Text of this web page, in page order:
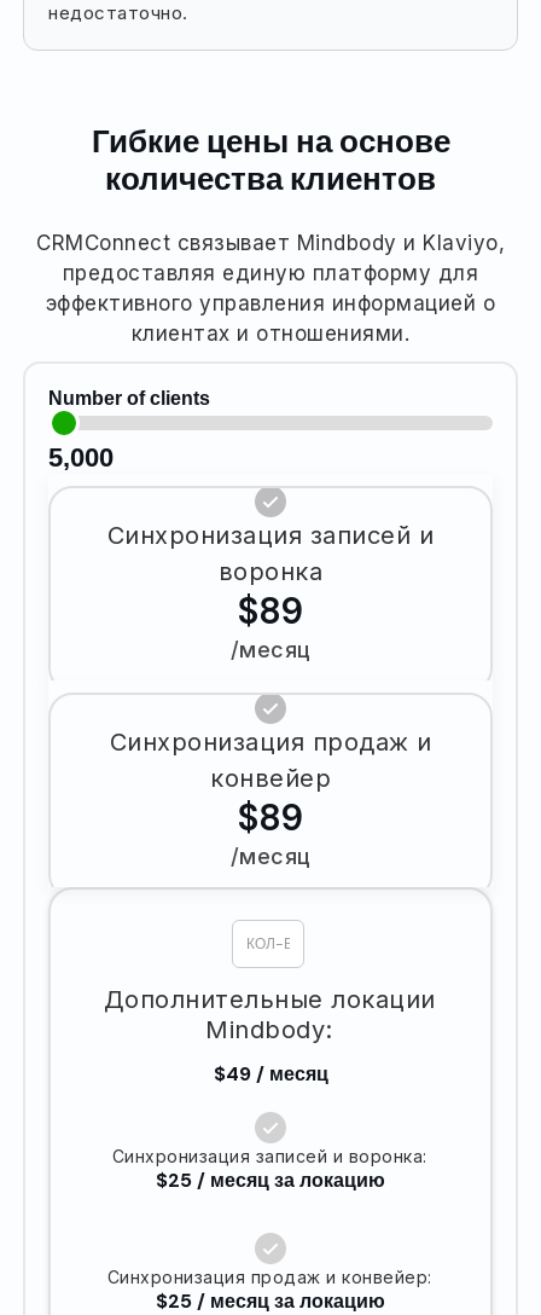
недостаточно.
Гибкие цены на основе
количества клиентов
CRMConnect связывает Mindbody и Klaviyo,
предоставляя единую платформу для
эффективного управления информацией о
клиентах и отношениями.
Number of clients
5,000
Синхронизация записей и
воронка
$89
/месяц
Синхронизация продаж и
конвейер
$89
/месяц
Дополнительные локации
Mindbody:
$49 / месяц
Синхронизация записей и воронка:
$25 / месяц за локацию
Синхронизация продаж и конвейер:
$25 / месяц за локацию